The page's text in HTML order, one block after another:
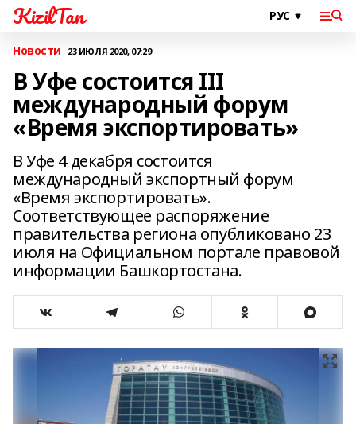
KizilTan
Новости 23 ИЮЛЯ 2020, 07:29
В Уфе состоится III
международный форум
«Время экспортировать»
В Уфе 4 декабря состоится
международный экспортный форум
«Время экспортировать».
Соответствующее распоряжение
правительства региона опубликовано 23
июля на Официальном портале правовой
информации Башкортостана.